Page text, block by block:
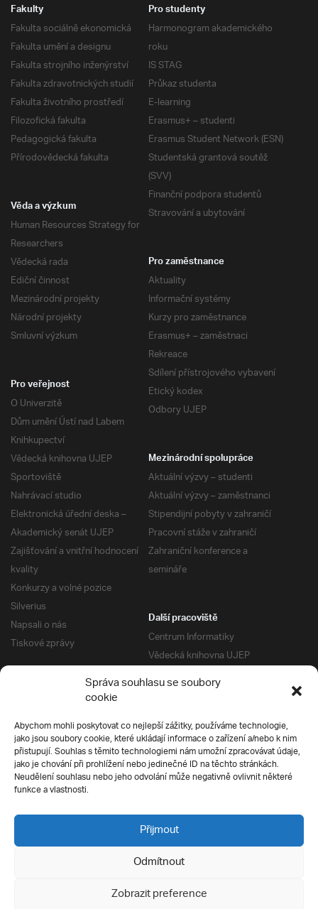
Správa souhlasu se soubory
cookie
Abychom mohli poskytovat co nejlepší zážitky, používáme technologie,
jako jsou soubory cookie, které ukládají informace o zařízení a/nebo k nim
přistupují. Souhlas s těmito technologiemi nám umožní zpracovávat údaje,
jako je chování při prohlížení nebo jedinečné ID na těchto stránkách.
Neudělení souhlasu nebo jeho odvolání může negativně ovlivnit některé
funkce a vlastnosti.
Přijmout
Odmítnout
Zobrazit preference
Fakulty
Fakulta sociálně ekonomická
Fakulta umění a designu
Fakulta strojního inženýrství
Fakulta zdravotnických studií
Fakulta životního prostředí
Filozofická fakulta
Pedagogická fakulta
Přírodovědecká fakulta
Pro studenty
Harmonogram akademického
roku
IS STAG
Průkaz studenta
E-learning
Erasmus+ – studenti
Erasmus Student Network (ESN)
Studentská grantová soutěž
(SVV)
Finanční podpora studentů
Stravování a ubytování
Věda a výzkum
Human Resources Strategy for
Researchers
Vědecká rada
Ediční činnost
Mezinárodní projekty
Národní projekty
Smluvní výzkum
Pro zaměstnance
Aktuality
Informační systémy
Kurzy pro zaměstnance
Erasmus+ – zaměstnaci
Rekreace
Sdílení přístrojového vybavení
Etický kodex
Odbory UJEP
Pro veřejnost
O Univerzitě
Dům umění Ústí nad Labem
Knihkupectví
Vědecká knihovna UJEP
Sportoviště
Nahrávací studio
Elektronická úřední deska –
Akademický senát UJEP
Zajišťování a vnitřní hodnocení
kvality
Konkurzy a volné pozice
Silverius
Napsali o nás
Tiskové zprávy
Mezinárodní spolupráce
Aktuální výzvy – studenti
Aktuální výzvy – zaměstnanci
Stipendijní pobyty v zahraničí
Pracovní stáže v zahraničí
Zahraniční konference a
semináře
Další pracoviště
Centrum Informatiky
Vědecká knihovna UJEP
Správa kolejí a menz
Univerzitní centrum podpory
Silverius
Pro uchazeče
Přijímací řízení
E-prihlaska
Přípravné kurzy
Ochrana soukromí
Všechna práva vyhrazena